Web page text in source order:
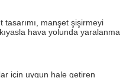
tasarımı, manşet şişirmeyi
hava yolunda yaralanma
için uygun hale getiren